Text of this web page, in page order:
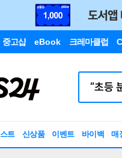
중고샵 eBook 크레마클럽
트 신상품 이벤트 바이백 매